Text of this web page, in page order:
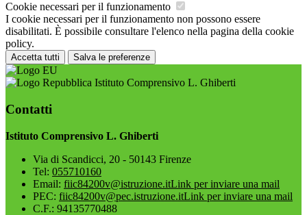
Cookie necessari per il funzionamento
I cookie necessari per il funzionamento non possono essere
disabilitati. È possibile consultare l'elenco nella pagina della cookie
policy.
Accetta tutti Salva le preferenze
Istituto Comprensivo L. Ghiberti
Contatti
Istituto Comprensivo L. Ghiberti
Via di Scandicci, 20 - 50143 Firenze
Tel: 055710160
Email: fiic84200v@istruzione.itLink per inviare una mail
PEC: fiic84200v@pec.istruzione.itLink per inviare una mail
C.F.: 94135770488